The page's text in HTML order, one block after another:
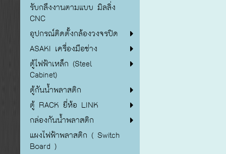
รับกลึงงานตามแบบ มิลลิ่ง
CNC
อุปกรณ์ติดตั้งกล้องวงจรปิด
ASAKI เครื่องมือช่าง
ตู้ไฟฟ้าเหล็ก (Steel
Cabinet)
ตู้กันน้ำพลาสติก
ตู้ RACK ยี่ห้อ LINK
กล่องกันน้ำพลาสติก
แผงไฟฟ้าพลาสติก ( Switch
Board )